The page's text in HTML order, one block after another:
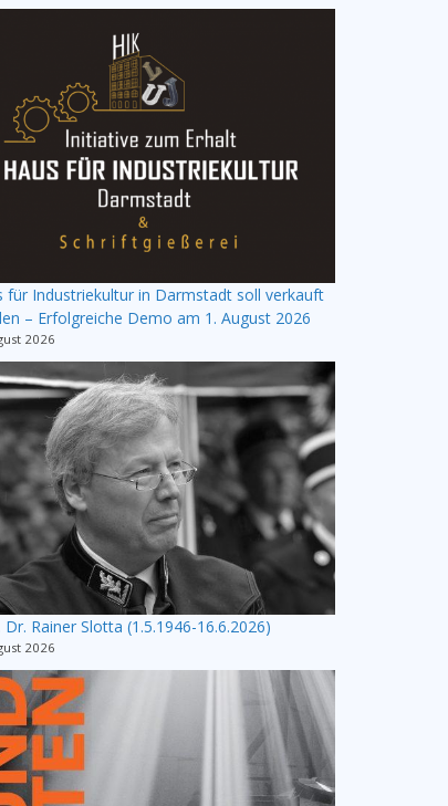
für Industriekultur in Darmstadt soll verkauft
– Erfolgreiche Demo am 1. August 2026
2026
Dr. Rainer Slotta (1.5.1946-16.6.2026)
2026